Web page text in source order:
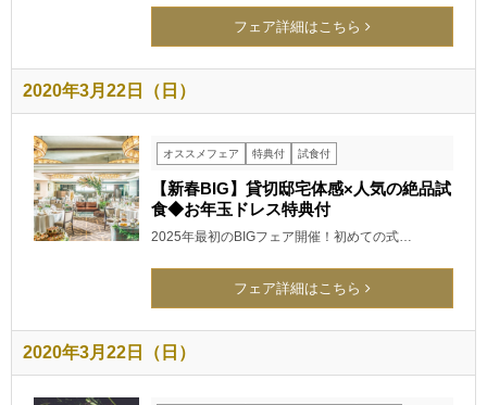
フェア詳細はこちら
2020年3月22日（日）
オススメフェア 特典付 試食付
【新春BIG】貸切邸宅体感×人気の絶品試
食◆お年玉ドレス特典付
2025年最初のBIGフェア開催！初めての式…
フェア詳細はこちら
2020年3月22日（日）